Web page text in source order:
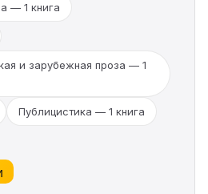
— 1 книга
и зарубежная проза — 1
Публицистика — 1 книга